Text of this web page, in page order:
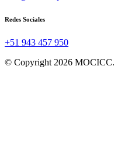
Redes Sociales
+51 943 457 950
© Copyright 2026 MOCICC.